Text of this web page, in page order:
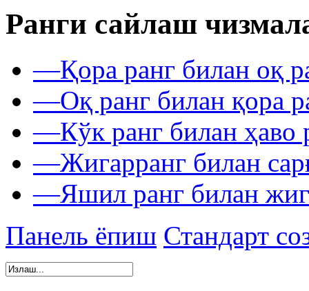
Ранги сайлаш
—Қора ранг билан оқ
—Оқ ранг билан қора
—Кўк ранг билан ҳаво
—Жигарранг билан
—Яшил ранг билан
Панель ёпиш Стандарт